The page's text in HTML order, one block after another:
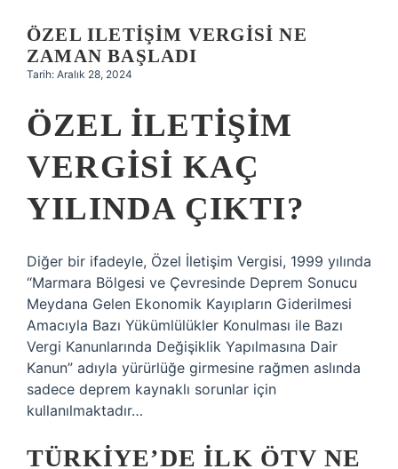
Hakkımızda
ÖZEL ILETIŞIM VERGISI NE
ZAMAN BAŞLADI
Tarih: Aralık 28, 2024
ÖZEL ILETIŞIM
VERGISI KAÇ
YILINDA ÇIKTI?
Diğer bir ifadeyle, Özel İletişim Vergisi, 1999 yılında
“Marmara Bölgesi ve Çevresinde Deprem Sonucu
Meydana Gelen Ekonomik Kayıpların Giderilmesi
Amacıyla Bazı Yükümlülükler Konulması ile Bazı
Vergi Kanunlarında Değişiklik Yapılmasına Dair
Kanun” adıyla yürürlüğe girmesine rağmen aslında
sadece deprem kaynaklı sorunlar için
kullanılmaktadır…
TÜRKIYE’DE ILK ÖTV NE